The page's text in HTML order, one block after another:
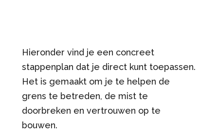
Hieronder vind je een concreet
stappenplan dat je direct kunt toepassen.
Het is gemaakt om je te helpen de
grens te betreden, de mist te
doorbreken en vertrouwen op te
bouwen.